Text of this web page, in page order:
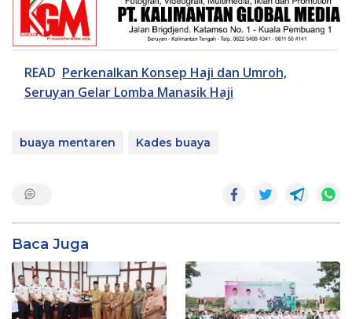
READ Perkenalkan Konsep Haji dan Umroh,
Seruyan Gelar Lomba Manasik Haji
buaya mentaren Kades buaya
Baca Juga